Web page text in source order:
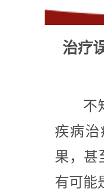
治疗
不
疾病
果，
有可能